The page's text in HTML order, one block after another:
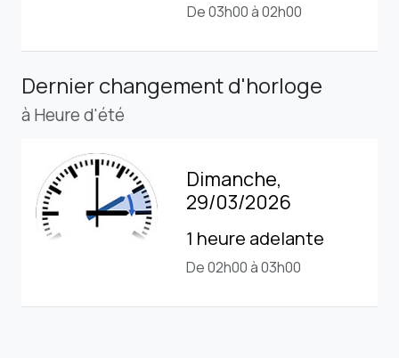
De 03h00 à 02h00
Dernier changement d'horloge
à Heure d'été
Dimanche,
29/03/2026
1 heure adelante
De 02h00 à 03h00